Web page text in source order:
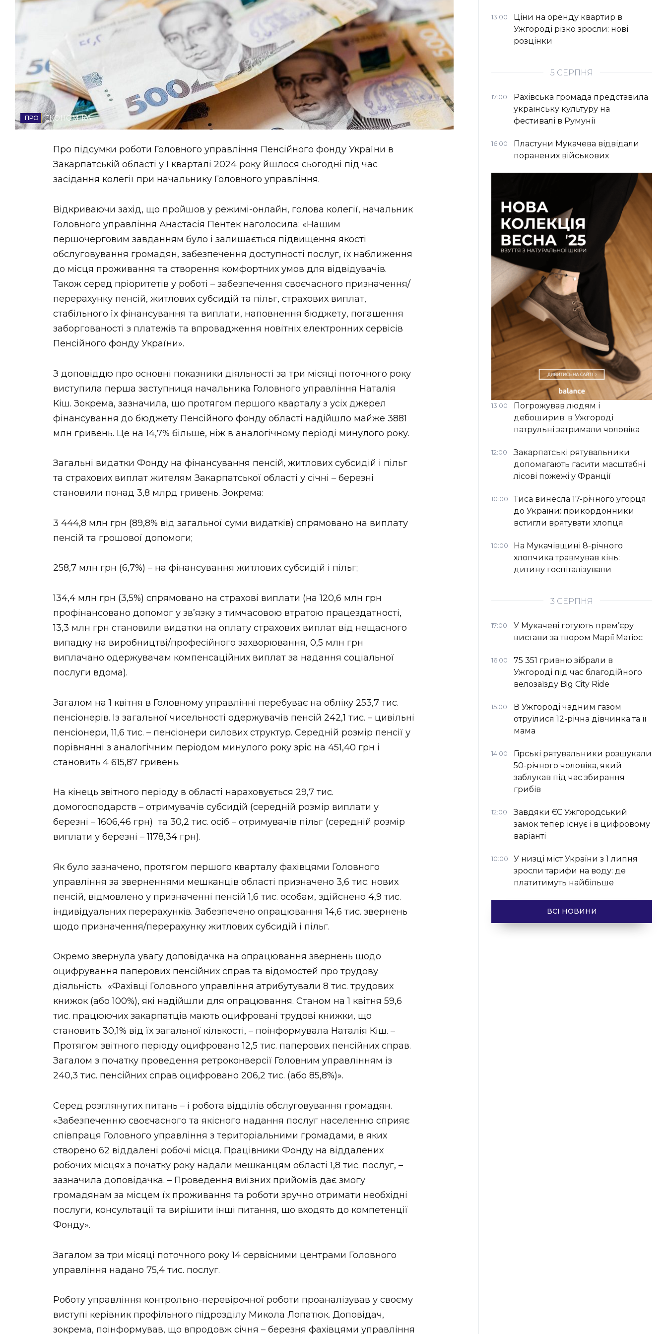
НОВИНИ ЗАХІДНОЇ УКРАЇНИ
ФОТО
ВІДЕОЕКОНОМІКА
Про підсумки роботи Головного управління Пенсійного фонду України в
Закарпатській області у I кварталі 2024 року йшлося сьогодні під час
засідання колегії при начальнику Головного управління.
Відкриваючи захід, що пройшов у режимі-онлайн, голова колегії, начальник
Головного управління Анастасія Пентек наголосила: «Нашим
першочерговим завданням було і залишається підвищення якості
обслуговування громадян, забезпечення доступності послуг, їх наближення
до місця проживання та створення комфортних умов для відвідувачів.
Також серед пріоритетів у роботі – забезпечення своєчасного призначення/
перерахунку пенсій, житлових субсидій та пільг, страхових виплат,
стабільного їх фінансування та виплати, наповнення бюджету, погашення
заборгованості з платежів та впровадження новітніх електронних сервісів
Пенсійного фонду України».
З доповіддю про основні показники діяльності за три місяці поточного року
виступила перша заступниця начальника Головного управління Наталія
Кіш. Зокрема, зазначила, що протягом першого кварталу з усіх джерел
фінансування до бюджету Пенсійного фонду області надійшло майже 3881
млн гривень. Це на 14,7% більше, ніж в аналогічному періоді минулого року.
Загальні видатки Фонду на фінансування пенсій, житлових субсидій і пільг
та страхових виплат жителям Закарпатської області у січні – березні
становили понад 3,8 млрд гривень. Зокрема:
3 444,8 млн грн (89,8% від загальної суми видатків) спрямовано на виплату
пенсій та грошової допомоги;
258,7 млн грн (6,7%) – на фінансування житлових субсидій і пільг;
134,4 млн грн (3,5%) спрямовано на страхові виплати (на 120,6 млн грн
профінансовано допомог у зв’язку з тимчасовою втратою працездатності,
13,3 млн грн становили видатки на оплату страхових виплат від нещасного
випадку на виробництві/професійного захворювання, 0,5 млн грн
виплачано одержувачам компенсаційних виплат за надання соціальної
послуги вдома).
Загалом на 1 квітня в Головному управлінні перебуває на обліку 253,7 тис.
пенсіонерів. Із загальної чисельності одержувачів пенсій 242,1 тис. – цивільні
пенсіонери, 11,6 тис. – пенсіонери силових структур. Середній розмір пенсії у
порівнянні з аналогічним періодом минулого року зріс на 451,40 грн і
становить 4 615,87 гривень.
На кінець звітного періоду в області нараховується 29,7 тис.
домогосподарств – отримувачів субсидій (середній розмір виплати у
березні – 1606,46 грн) та 30,2 тис. осіб – отримувачів пільг (середній розмір
виплати у березні – 1178,34 грн).
Як було зазначено, протягом першого кварталу фахівцями Головного
управління за зверненнями мешканців області призначено 3,6 тис. нових
пенсій, відмовлено у призначенні пенсій 1,6 тис. особам, здійснено 4,9 тис.
індивідуальних перерахунків. Забезпечено опрацювання 14,6 тис. звернень
щодо призначення/перерахунку житлових субсидій і пільг.
Окремо звернула увагу доповідачка на опрацювання звернень щодо
оцифрування паперових пенсійних справ та відомостей про трудову
діяльність. «Фахівці Головного управління атрибутували 8 тис. трудових
книжок (або 100%), які надійшли для опрацювання. Станом на 1 квітня 59,6
тис. працюючих закарпатців мають оцифровані трудові книжки, що
становить 30,1% від їх загальної кількості, – поінформувала Наталія Кіш. –
Протягом звітного періоду оцифровано 12,5 тис. паперових пенсійних справ.
Загалом з початку проведення ретроконверсії Головним управлінням із
240,3 тис. пенсійних справ оцифровано 206,2 тис. (або 85,8%)».
Серед розглянутих питань – і робота відділів обслуговування громадян.
«Забезпеченню своєчасного та якісного надання послуг населенню сприяє
співпраця Головного управління з територіальними громадами, в яких
створено 62 віддалені робочі місця. Працівники Фонду на віддалених
робочих місцях з початку року надали мешканцям області 1,8 тис. послуг, –
зазначила доповідачка. – Проведення виїзних прийомів дає змогу
громадянам за місцем їх проживання та роботи зручно отримати необхідні
послуги, консультації та вирішити інші питання, що входять до компетенції
Фонду».
Загалом за три місяці поточного року 14 сервісними центрами Головного
управління надано 75,4 тис. послуг.
Роботу управління контрольно-перевірочної роботи проаналізував у своєму
виступі керівник профільного підрозділу Микола Лопатюк. Доповідач,
зокрема, поінформував, що впродовж січня – березня фахівцями управління
13:00
Ціни на оренду квартир в
Ужгороді різко зросли: нові
розцінки
5 СЕРПНЯ
17:00
Рахівська громада представила
українську культуру на
фестивалі в Румунії
16:00
Пластуни Мукачева відвідали
поранених військових
13:00
Погрожував людям і
дебоширив: в Ужгороді
патрульні затримали чоловіка
12:00
Закарпатські рятувальники
допомагають гасити масштабні
лісові пожежі у Франції
10:00
Тиса винесла 17-річного угорця
до України: прикордонники
встигли врятувати хлопця
10:00
На Мукачівщині 8-річного
хлопчика травмував кінь:
дитину госпіталізували
3 СЕРПНЯ
17:00
У Мукачеві готують прем’єру
вистави за твором Марії Матіос
16:00
75 351 гривню зібрали в
Ужгороді під час благодійного
велозаїзду Big Сity Ride
15:00
В Ужгороді чадним газом
отруїлися 12-річна дівчинка та її
мама
14:00
Гірські рятувальники розшукали
50-річного чоловіка, який
заблукав під час збирання
грибів
12:00
Завдяки ЄС Ужгородський
замок тепер існує і в цифровому
варіанті
10:00
У низці міст України з 1 липня
зросли тарифи на воду: де
платитимуть найбільше
ВСІ НОВИНИ